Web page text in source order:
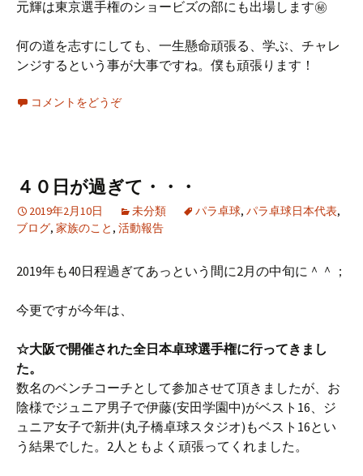
元輝は東京選手権のショービズの部にも出場します㊙︎
何の道を志すにしても、一生懸命頑張る、学ぶ、チャレ
ンジするという事が大事ですね。僕も頑張ります！
コメントをどうぞ
４０日が過ぎて・・・
2019年2月10日 未分類 パラ卓球, パラ卓球日本代表,
ブログ, 家族のこと , 活動報告
2019年も40日程過ぎてあっという間に2月の中旬に＾＾；
今更ですが今年は、
☆大阪で開催された全日本卓球選手権に行ってきまし
た。
数名のベンチコーチとして参加させて頂きましたが、お
陰様でジュニア男子で伊藤(安田学園中)がベスト16、ジ
ュニア女子で新井(丸子橋卓球スタジオ)もベスト16とい
う結果でした。2人ともよく頑張ってくれました。